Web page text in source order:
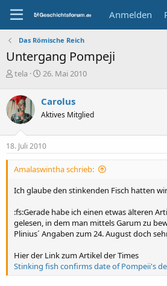
Anmelden
Das Römische Reich
Untergang Pompeji
E
s
t
e
l
l
e
tela
E
t
e
l
t
m
26. Mai 2010
Carolus
Aktives Mitglied
18. Juli 2010
Amalaswintha schrieb:
Ich glaube den stinkenden Fisch hatten
:fs:Gerade habe ich einen etwas älteren
gelesen, in dem man mittels Garum zu
Plinius´ Angaben zum 24. August doch
Hier der Link zum Artikel der Times
Stinking fish confirms date of Pompeii's